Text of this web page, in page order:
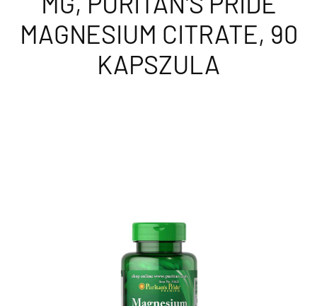
MAGNESIUM CITRATE, 90
KAPSZULA